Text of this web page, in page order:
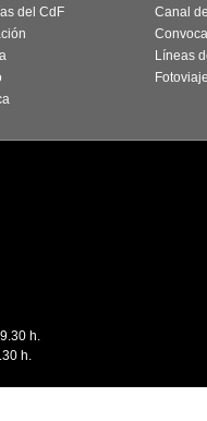
del CdF
Canal
Líneas
h.
h.